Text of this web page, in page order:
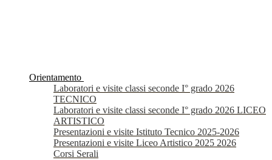
Orientamento
Laboratori e visite classi seconde I° grado 2026
TECNICO
Laboratori e visite classi seconde I° grado 2026 LICEO
ARTISTICO
Presentazioni e visite Istituto Tecnico 2025-2026
Presentazioni e visite Liceo Artistico 2025 2026
Corsi Serali